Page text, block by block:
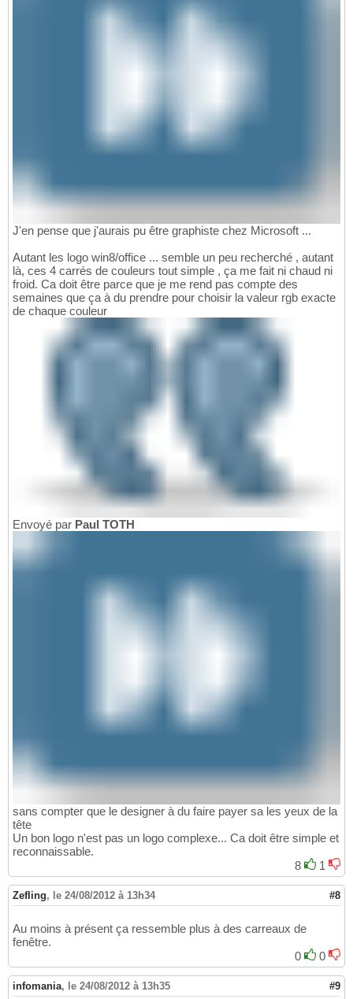
J'en pense que j'aurais pu être graphiste chez Microsoft ...
Autant les logo win8/office ... semble un peu recherché , autant
là, ces 4 carrés de couleurs tout simple , ça me fait ni chaud ni
froid. Ca doit être parce que je me rend pas compte des
semaines que ça à du prendre pour choisir la valeur rgb exacte
de chaque couleur
Envoyé par Paul TOTH
sans compter que le designer à du faire payer sa les yeux de la
tête
Un bon logo n'est pas un logo complexe... Ca doit être simple et
reconnaissable.
8
1
Zefling, le 24/08/2012 à 13h34 #8
Au moins à présent ça ressemble plus à des carreaux de
fenêtre.
0
0
infomania, le 24/08/2012 à 13h35 #9